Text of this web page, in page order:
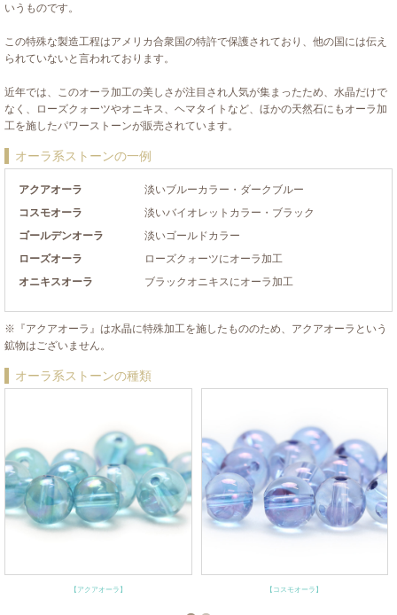
いうものです。
この特殊な製造工程はアメリカ合衆国の特許で保護されており、他の国には伝え
られていないと言われております。
近年では、このオーラ加工の美しさが注目され人気が集まったため、水晶だけで
なく、ローズクォーツやオニキス、ヘマタイトなど、ほかの天然石にもオーラ加
工を施したパワーストーンが販売されています。
オーラ系ストーンの一例
アクアオーラ
淡いブルーカラー・ダークブルー
コスモオーラ
淡いバイオレットカラー・ブラック
ゴールデンオーラ
淡いゴールドカラー
ローズオーラ
ローズクォーツにオーラ加工
オニキスオーラ
ブラックオニキスにオーラ加工
※『アクアオーラ』は水晶に特殊加工を施したもののため、アクアオーラという
鉱物はございません。
オーラ系ストーンの種類
【アクアオーラ】 【コスモオーラ】